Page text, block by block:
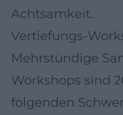
Achtsamkeit.
Vertiefungs-
Mehrstündige
Workshops sind
folgenden